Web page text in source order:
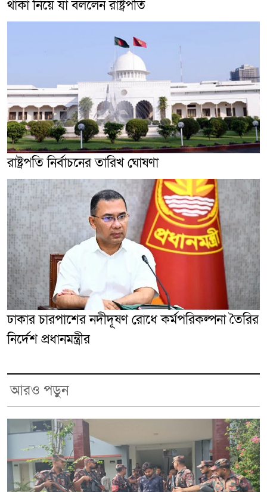
থাকা নিয়ে যা বললেন রাষ্ট্রপতি
রাষ্ট্রপতি নির্বাচনের তারিখ ঘোষণা
ঢাকার চারপাশের নদীদূষণ রোধে কর্মপরিকল্পনা তৈরির
নির্দেশ প্রধানমন্ত্রীর
আরও পড়ুন